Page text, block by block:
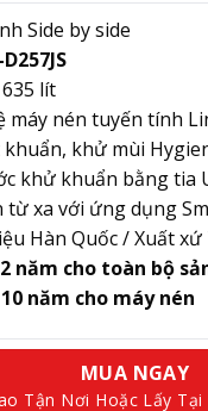
Side by side
lít
máy nén tuyến tính
khuẩn, khử mùi
khử khuẩn bằng tia
từ xa với ứng dụng
Hàn Quốc / Xuất
năm cho toàn bộ
năm cho máy nén
MUA NGAY
Tận Nơi Hoặc Lấy Tại